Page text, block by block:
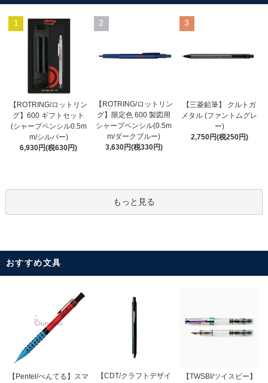
1
【ROTRING/ロットリン
グ】600 ギフトセット
(シャープペンシル0.5m
m/シルバー)
6,930円(税630円)
2
【ROTRING/ロットリン
グ】限定色 600 製図用
シャープペンシル(0.5m
m/ダークブルー)
3,630円(税330円)
3
【三菱鉛筆】 クルトガ
メタル (ファントムグレ
ー)
2,750円(税250円)
もっと見る
おすすめ文具
【Pentel/ぺんてる】スマ
【CDT/クラフトデザイ
【TWSBI/ツイスビー】